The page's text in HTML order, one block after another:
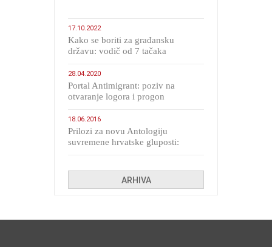
17.10.2022
Kako se boriti za građansku
državu: vodič od 7 tačaka
28.04.2020
Portal Antimigrant: poziv na
otvaranje logora i progon
18.06.2016
Prilozi za novu Antologiju
suvremene hrvatske gluposti:
ARHIVA